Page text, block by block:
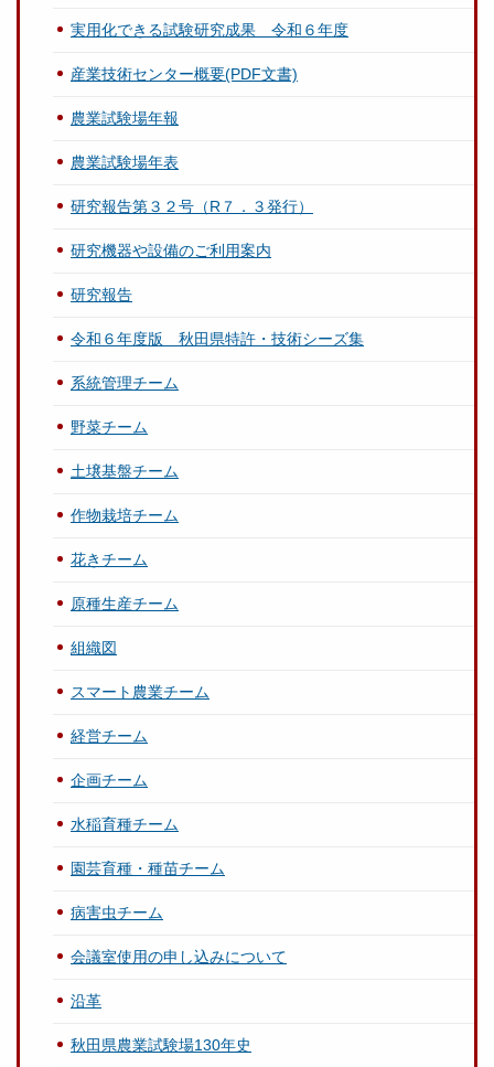
実用化できる試験研究成果 令和６年度
産業技術センター概要(PDF文書)
農業試験場年報
農業試験場年表
研究報告第３２号（R７．３発行）
研究機器や設備のご利用案内
研究報告
令和６年度版 秋田県特許・技術シーズ集
系統管理チーム
野菜チーム
土壌基盤チーム
作物栽培チーム
花きチーム
原種生産チーム
組織図
スマート農業チーム
経営チーム
企画チーム
水稲育種チーム
園芸育種・種苗チーム
病害虫チーム
会議室使用の申し込みについて
沿革
秋田県農業試験場130年史